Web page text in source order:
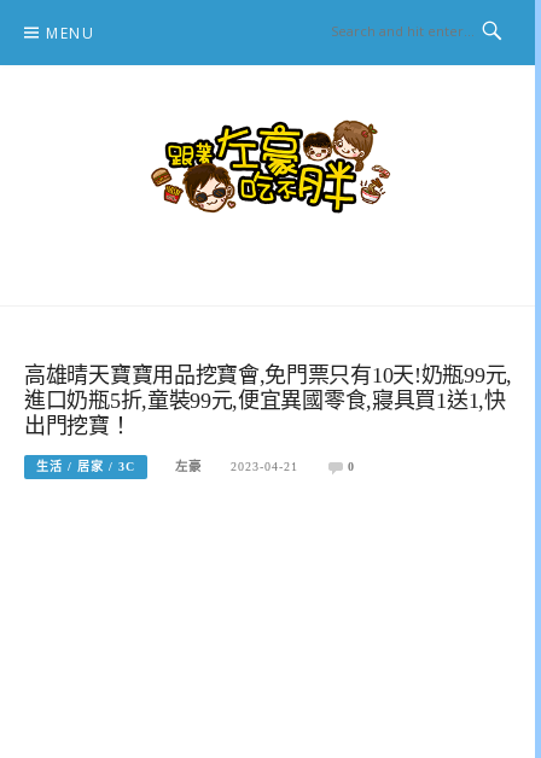
content
MENU
高雄晴天寶寶用品挖寶會,免門票只有10天!奶瓶99元,
進口奶瓶5折,童裝99元,便宜異國零食,寢具買1送1,快
出門挖寶！
生活 / 居家 / 3C 左豪 2023-04-21 0